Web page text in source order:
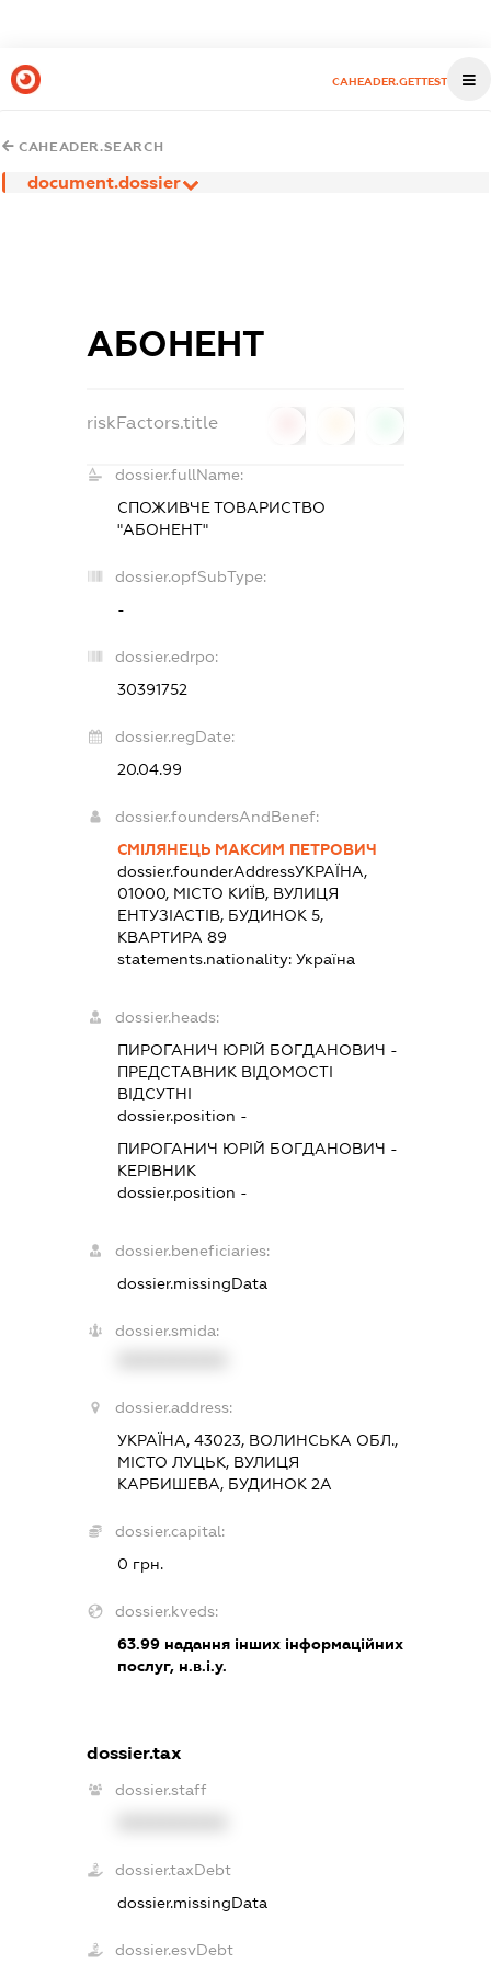
CAHEADER.GETTEST
CAHEADER.SEARCH
document.dossier
АБОНЕНТ
riskFactors.title
dossier.fullName:
СПОЖИВЧЕ ТОВАРИСТВО
"АБОНЕНТ"
dossier.opfSubType:
-
dossier.edrpo:
30391752
dossier.regDate:
20.04.99
dossier.foundersAndBenef:
СМІЛЯНЕЦЬ МАКСИМ ПЕТРОВИЧ
dossier.founderAddressУКРАЇНА,
01000, МІСТО КИЇВ, ВУЛИЦЯ
ЕНТУЗІАСТІВ, БУДИНОК 5,
КВАРТИРА 89
statements.nationality: Україна
dossier.heads:
ПИРОГАНИЧ ЮРІЙ БОГДАНОВИЧ -
ПРЕДСТАВНИК ВІДОМОСТІ
ВІДСУТНІ
dossier.position -
ПИРОГАНИЧ ЮРІЙ БОГДАНОВИЧ -
КЕРІВНИК
dossier.position -
dossier.beneficiaries:
dossier.missingData
dossier.smida:
dossier.address:
УКРАЇНА, 43023, ВОЛИНСЬКА ОБЛ.,
МІСТО ЛУЦЬК, ВУЛИЦЯ
КАРБИШЕВА, БУДИНОК 2А
dossier.capital:
0 грн.
dossier.kveds:
63.99надання інших інформаційних
послуг, н.в.і.у.
dossier.tax
dossier.staff
dossier.taxDebt
dossier.missingData
dossier.esvDebt